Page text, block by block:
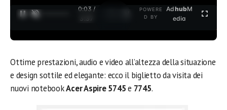
0:04 /
3:37
POWERE
D BY
AdhubM
edia
Ottime prestazioni, audio e video all’altezza della situazione
e design sottile ed elegante: ecco il biglietto da visita dei
nuovi notebookAcer Aspire 5745e 7745.